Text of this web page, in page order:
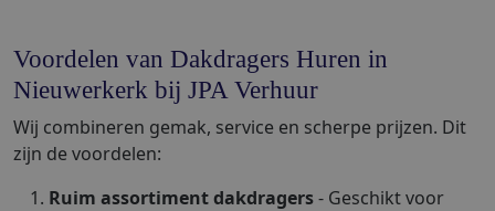
Voordelen van Dakdragers Huren in
Nieuwerkerk bij JPA Verhuur
Wij combineren gemak, service en scherpe prijzen. Dit
zijn de voordelen:
Ruim assortiment dakdragers- Geschikt voor